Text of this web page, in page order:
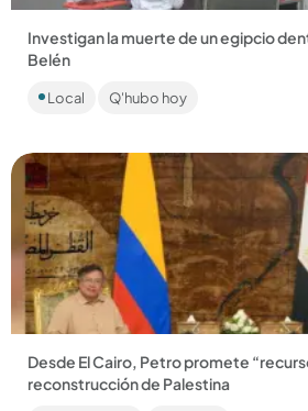
Investigan la muerte de un egipcio
Belén
El hombre, de 33 años, fue
del lugar cuando abrió la puerta. Fue
Local Q'hubo hoy
Compartir
Desde El Cairo, Petro promete
reconstrucción de Palestina